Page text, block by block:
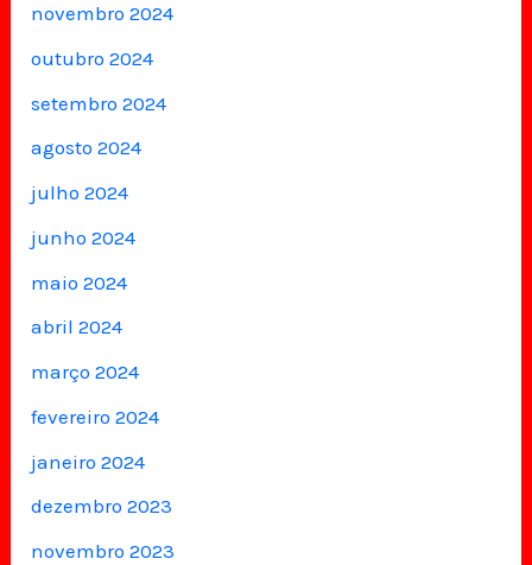
novembro 2024
outubro 2024
setembro 2024
agosto 2024
julho 2024
junho 2024
maio 2024
abril 2024
março 2024
fevereiro 2024
janeiro 2024
dezembro 2023
novembro 2023